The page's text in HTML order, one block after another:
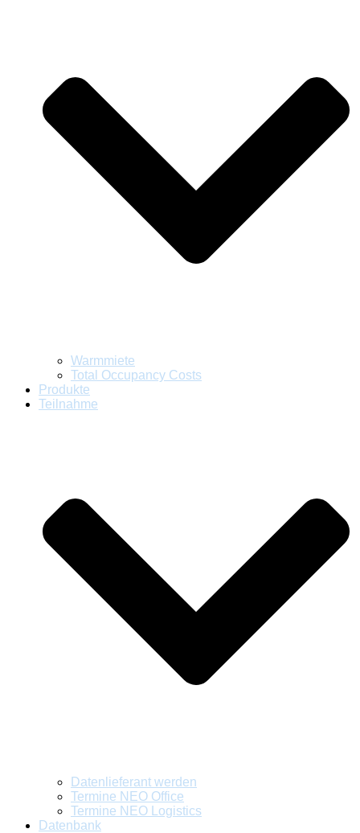
Warmmiete
Total Occupancy Costs
Produkte
Teilnahme
Datenlieferant werden
Termine NEO Office
Termine NEO Logistics
Datenbank